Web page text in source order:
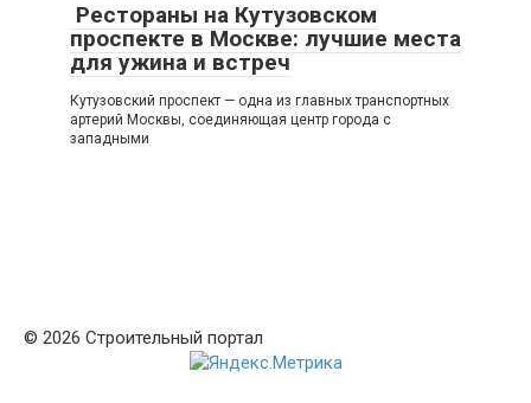
Рестораны на Кутузовском
проспекте в Москве: лучшие места
для ужина и встреч
Кутузовский проспект — одна из главных транспортных
артерий Москвы, соединяющая центр города с
западными
© 2026 Строительный портал